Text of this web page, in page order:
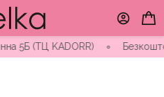
(ТЦ KADORR) ∘ Безкоштовна